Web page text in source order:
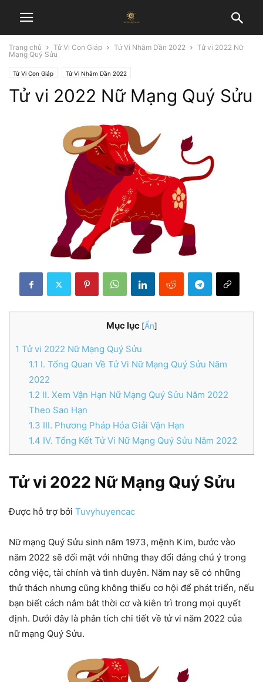
Trang chủ Tử Vi Con Giáp Tử Vi Nhâm Dần 2022
Tử vi 2022 Nữ
Mạng Quý Sửu
Tử Vi Con Giáp Tử Vi Nhâm Dần 2022
Tử vi 2022 Nữ Mạng Quý Sửu
Mục lục [Ẩn]
1 Tử vi 2022 Nữ Mạng Quý Sửu
1.1 I. Tổng Quan Về Tử Vi Nữ Mạng Quý Sửu Năm
2022
1.2 II. Xem Vận Hạn Nữ Mạng Quý Sửu Năm 2022
Theo Sao Hạn
1.3 III. Phương Pháp Hóa Giải Vận Hạn
1.4 IV. Tổng Kết Tử Vi Nữ Mạng Quý Sửu Năm 2022
Tử vi 2022 Nữ Mạng Quý Sửu
Được hỗ trợ bởi Tuvyhuyencac
Nữ mạng Quý Sửu sinh năm 1973, mệnh Kim, bước vào
năm 2022 sẽ đối mặt với những thay đổi đáng chú ý trong
công việc, tài chính và tình duyên. Năm nay sẽ có những
thử thách nhưng cũng không thiếu cơ hội để phát triển, nếu
bạn biết cách nắm bắt thời cơ và kiên trì trong mọi quyết
định. Dưới đây là phân tích chi tiết về tử vi năm 2022 của
nữ mạng Quý Sửu.